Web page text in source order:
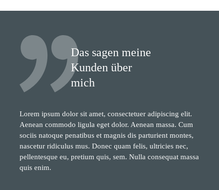
Das sagen meine
Kunden über
mich
Lorem ipsum dolor sit amet, consectetuer adipiscing elit.
Aenean commodo ligula eget dolor. Aenean massa. Cum
sociis natoque penatibus et magnis dis parturient montes,
nascetur ridiculus mus. Donec quam felis, ultricies nec,
pellentesque eu, pretium quis, sem. Nulla consequat massa
quis enim.